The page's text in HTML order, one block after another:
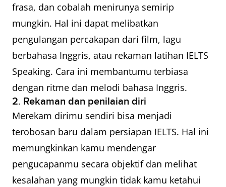
frasa, dan cobalah menirunya semirip
mungkin. Hal ini dapat melibatkan
pengulangan percakapan dari film, lagu
berbahasa Inggris, atau rekaman latihan IELTS
Speaking. Cara ini membantumu terbiasa
dengan ritme dan melodi bahasa Inggris.
2. Rekaman dan penilaian diri
Merekam dirimu sendiri bisa menjadi
terobosan baru dalam persiapan IELTS. Hal ini
memungkinkan kamu mendengar
pengucapanmu secara objektif dan melihat
kesalahan yang mungkin tidak kamu ketahui